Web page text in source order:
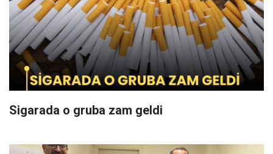
Sigarada o gruba zam geldi